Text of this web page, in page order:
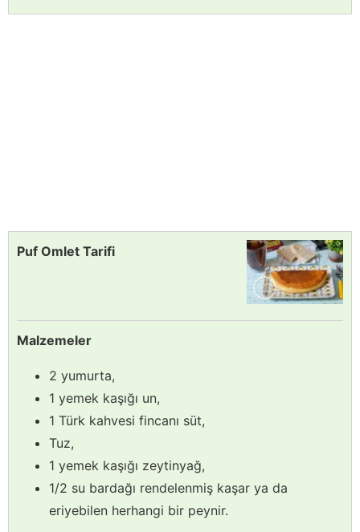
Puf Omlet Tarifi
Malzemeler
2 yumurta,
1 yemek kaşığı un,
1 Türk kahvesi fincanı süt,
Tuz,
1 yemek kaşığı zeytinyağ,
1/2 su bardağı rendelenmiş kaşar ya da
eriyebilen herhangi bir peynir.